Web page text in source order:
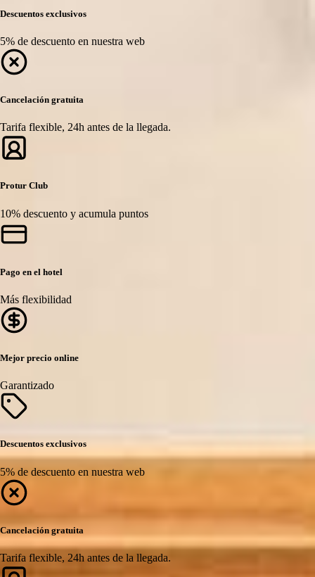
Descuentos exclusivos
5% de descuento en nuestra web
Cancelación gratuita
Tarifa flexible, 24h antes de la llegada.
Protur Club
10% descuento y acumula puntos
Pago en el hotel
Más flexibilidad
Mejor precio online
Garantizado
Descuentos exclusivos
5% de descuento en nuestra web
Cancelación gratuita
Tarifa flexible, 24h antes de la llegada.